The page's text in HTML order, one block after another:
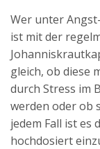
Wer unter
ist mit der
gleich, ob diese
durch Stress im
werden oder ob
jedem Fall ist es
hochdosiert